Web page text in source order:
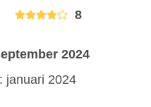
8
2024
januari 2024